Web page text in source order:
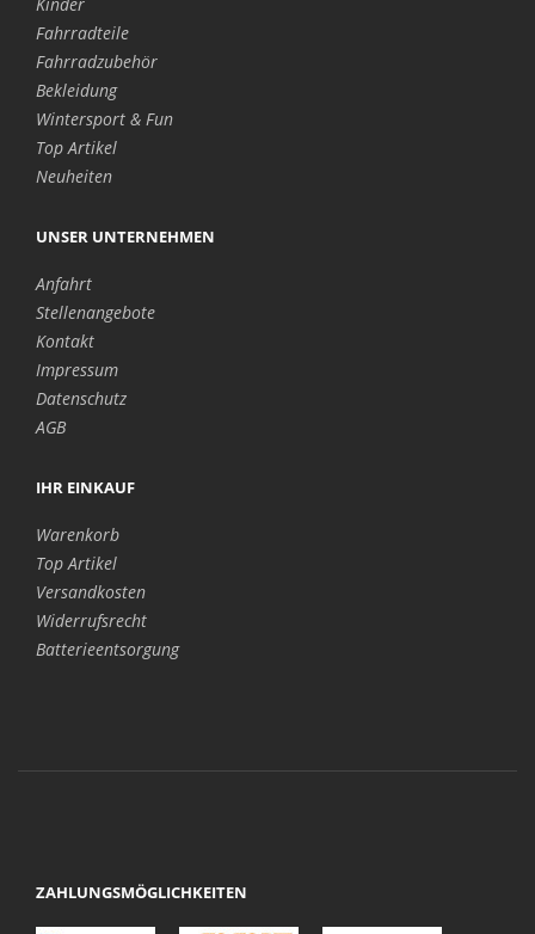
Fahrradteile
Fahrradzubehör
Bekleidung
Wintersport & Fun
Top Artikel
Neuheiten
UNSER UNTERNEHMEN
Anfahrt
Stellenangebote
Kontakt
Impressum
Datenschutz
AGB
IHR EINKAUF
Warenkorb
Top Artikel
Versandkosten
Widerrufsrecht
Batterieentsorgung
ZAHLUNGSMÖGLICHKEITEN